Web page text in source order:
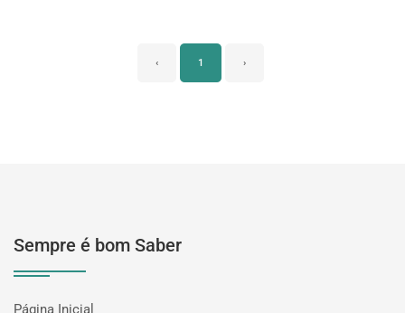
‹ 1 ›
Sempre é bom Saber
Página Inicial